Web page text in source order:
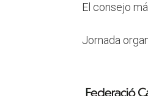
El consejo
Jornada